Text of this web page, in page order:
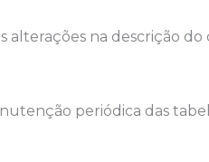
alterações na descrição
periódica das